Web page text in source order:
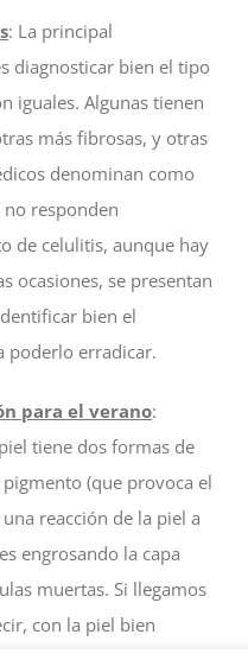
: La principal
diagnosticar bien el tipo
iguales. Algunas tienen
más fibrosas, y otras
denominan como
responden
de celulitis, aunque hay
ocasiones, se presentan
bien el
poderlo erradicar.
para el verano:
tiene dos formas de
(que provoca el
reacción de la piel a
engrosando la capa
muertas. Si llegamos
con la piel bien